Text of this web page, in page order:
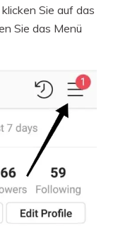
Sie auf das
Sie das Menü